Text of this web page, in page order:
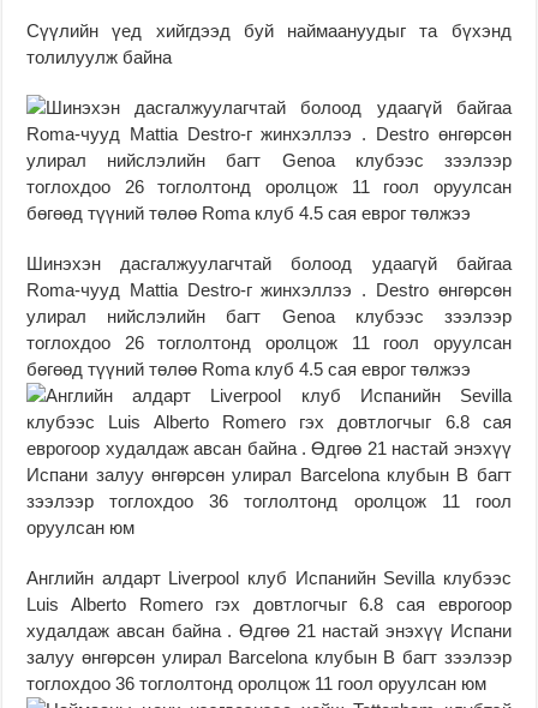
Сүүлийн үед хийгдээд буй наймаануудыг та бүхэнд
толилуулж байна
Шинэхэн дасгалжуулагчтай болоод удаагүй байгаа
Roma-чууд Mattia Destro-г жинхэллээ . Destro өнгөрсөн
улирал нийслэлийн багт Genoa клубээс зээлээр
тоглохдоо 26 тоглолтонд оролцож 11 гоол оруулсан
бөгөөд түүний төлөө Roma клуб 4.5 сая еврог төлжээ
Английн алдарт Liverpool клуб Испанийн Sevilla клубээс
Luis Alberto Romero гэх довтлогчыг 6.8 сая еврогоор
худалдаж авсан байна . Өдгөө 21 настай энэхүү Испани
залуу өнгөрсөн улирал Barcelona клубын B багт зээлээр
тоглохдоо 36 тоглолтонд оролцож 11 гоол оруулсан юм